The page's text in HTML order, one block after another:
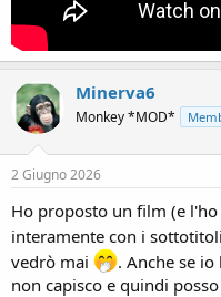
Minerva6
Monkey *MOD*
2 Giugno 2026
Ho proposto un film (e
interamente con i sottotitoli
vedrò mai
. Anche se
non capisco e quindi